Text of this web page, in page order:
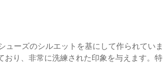
ューズのシルエットを基にして作られていま
り、非常に洗練された印象を与えます。特